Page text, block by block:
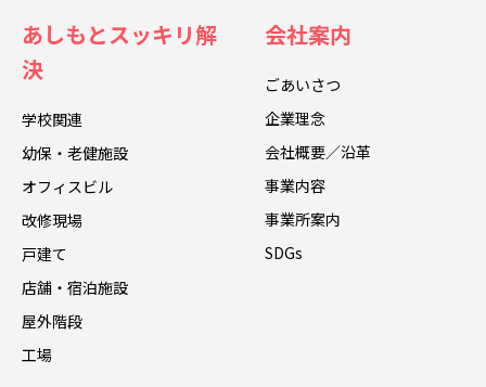
あしもとスッキリ解
決
学校関連
幼保・老健施設
オフィスビル
改修現場
戸建て
店舗・宿泊施設
屋外階段
工場
会社案内
ごあいさつ
企業理念
会社概要／沿革
事業内容
事業所案内
SDGs